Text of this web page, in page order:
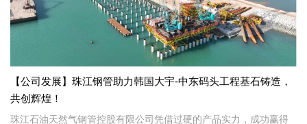
【公司发展】珠江钢管助力韩国大宇-中东码头工程基石铸造，
共创辉煌！
珠江石油天然气钢管控股有限公司凭借过硬的产品实力，成功赢得